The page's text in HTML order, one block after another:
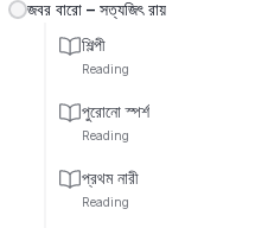
জবর বারো – সত্যজিৎ রায়
শিল্পী
Reading
পুরোনো স্পর্শ
Reading
প্রথম নারী
Reading
গন্তব্যে
আমি চিনি
“আশেপাশে
যুবকটি উত্তর
সফরের কথা
ছিল আল্লাহ্
হারাম থেকে
আড্ডাবাজি,
সে তার